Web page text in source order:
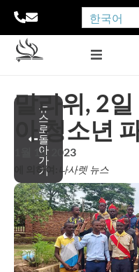
한국어
뉴
스
로
돌
아
가
기
말라위, 2
아 청소년
1월 18, 2023
에 의하여: 나사렛 뉴스